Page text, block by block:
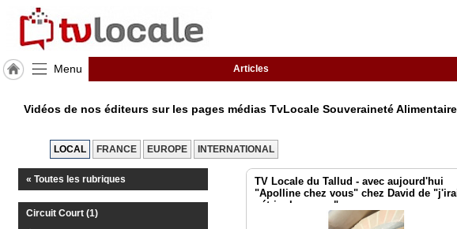
Menu Articles
TvLocale
France
Vidéos de nos éditeurs sur les pages médias TvLocale Souveraineté Alimentaire
LOCAL FRANCE EUROPE INTERNATIONAL
« Toutes les rubriques
Circuit Court (1)
TV Locale du Tallud - avec aujourd'hui
"Apolline chez vous" chez David de
pétrir chez vous"